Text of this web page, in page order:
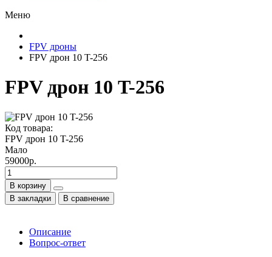
Меню
FPV дроны
FPV дрон 10 T-256
FPV дрон 10 T-256
Код товара:
FPV дрон 10 T-256
Мало
59000р.
В корзину
В закладки
В сравнение
Описание
Вопрос-ответ